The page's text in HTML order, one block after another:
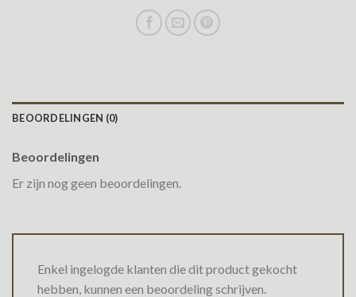
BEOORDELINGEN (0)
Beoordelingen
Er zijn nog geen beoordelingen.
Enkel ingelogde klanten die dit product gekocht
hebben, kunnen een beoordeling schrijven.